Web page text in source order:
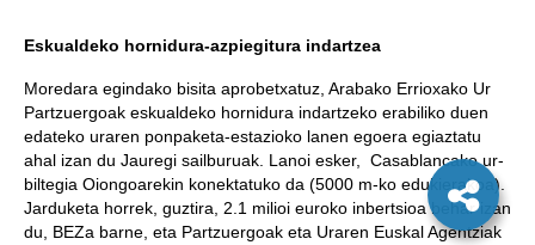
Eskualdeko hornidura-azpiegitura indartzea
Moredara egindako bisita aprobetxatuz, Arabako Errioxako Ur
Partzuergoak eskualdeko hornidura indartzeko erabiliko duen
edateko uraren ponpaketa-estazioko lanen egoera egiaztatu
ahal izan du Jauregi sailburuak. Lanoi esker, Casablancako ur-
biltegia Oiongoarekin konektatuko da (5000 m-ko edukierakoa).
Jarduketa horrek, guztira, 2.1 milioi euroko inbertsioa behar izan
du, BEZa barne, eta Partzuergoak eta Uraren Euskal Agentziak